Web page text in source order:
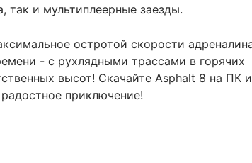
так и мультиплеерные заезды.
остротой скорости
- с рухлядными трассами в горячих
высот! Скачайте Asphalt 8 на ПК и
приключение!